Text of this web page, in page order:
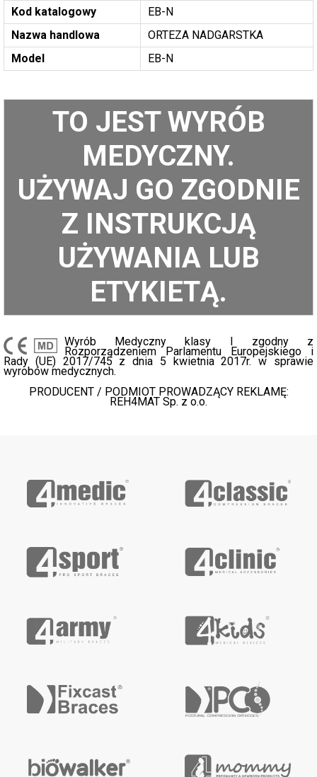
Kod katalogowy
EB-N
Nazwa handlowa
ORTEZA NADGARSTKA
Model
EB-N
TO JEST WYRÓB
MEDYCZNY.
UŻYWAJ GO ZGODNIE
Z INSTRUKCJĄ
UŻYWANIA LUB
ETYKIETĄ.
Wyrób Medyczny klasy I zgodny z
Rozporządzeniem Parlamentu Europejskiego i
Rady (UE) 2017/745 z dnia 5 kwietnia 2017r. w sprawie
wyrobów medycznych.
PRODUCENT / PODMIOT PROWADZĄCY REKLAMĘ:
REH4MAT Sp. z o.o.